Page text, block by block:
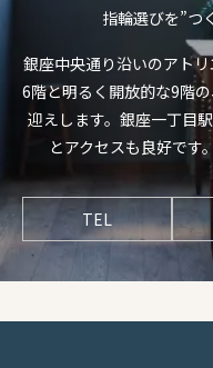
指輪選びを”つ
銀座中央通り沿いのアト
6階と明るく開放的な9階
迎えします。銀座一丁目
とアクセスも良好です
TEL